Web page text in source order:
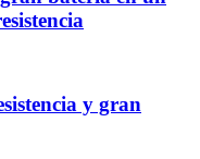
batería en un
y gran